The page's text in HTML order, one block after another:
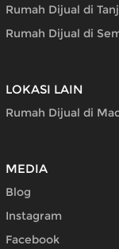
Rumah Dijual di
Rumah Dijual di
LOKASI LAIN
Rumah Dijual di
MEDIA
Blog
Instagram
Facebook